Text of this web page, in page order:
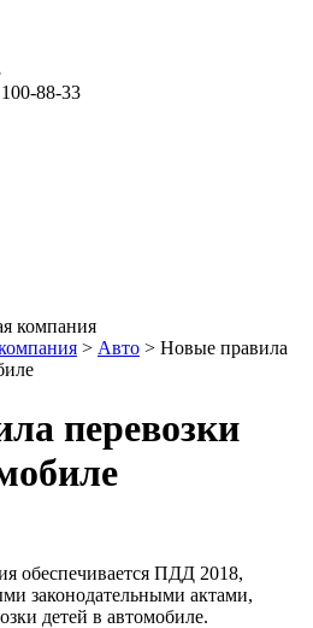
88-33
> Авто > Новые правила
перевозки
обеспечивается ПДД 2018,
законодательными актами,
детей в автомобиле.